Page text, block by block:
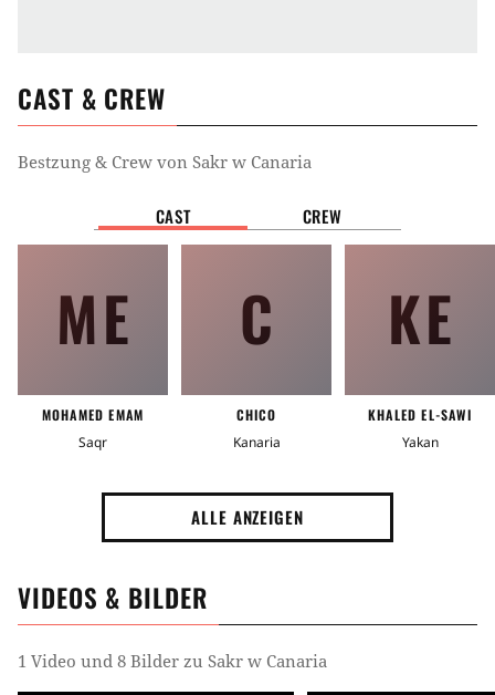
CAST & CREW
Bestzung & Crew von Sakr w Canaria
CAST CREW
ME
MOHAMED EMAM
Saqr
C
CHICO
Kanaria
KE
KHALED EL-SAWI
Yakan
ALLE ANZEIGEN
VIDEOS & BILDER
1 Video und 8 Bilder zu Sakr w Canaria